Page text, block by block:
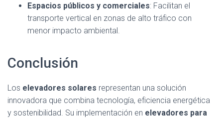
Espacios públicos y comerciales: Facilitan el
transporte vertical en zonas de alto tráfico con
menor impacto ambiental.
Conclusión
Los elevadores solares representan una solución
innovadora que combina tecnología, eficiencia energética
y sostenibilidad. Su implementación en elevadores para